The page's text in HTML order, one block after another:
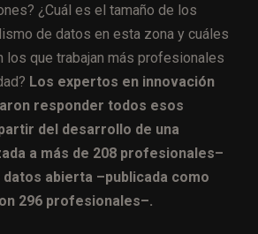
¿Cuál es el tamaño de los
de datos en esta zona y cuáles
los que trabajan más profesionales
Los expertos en innovación
responder todos esos
del desarrollo de una
a más de 208 profesionales–
datos abierta –publicada como
296 profesionales–.